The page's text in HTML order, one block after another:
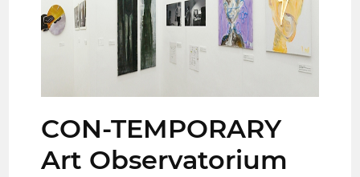
CON-TEMPORARY
Art Observatorium